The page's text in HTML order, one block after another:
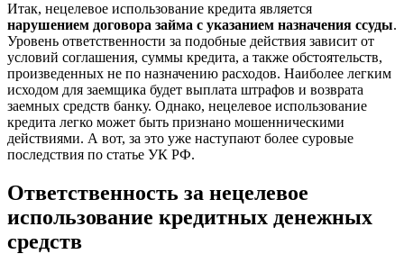
Итак, нецелевое использование кредита является
нарушением договора займа с указанием назначения ссуды.
Уровень ответственности за подобные действия зависит от
условий соглашения, суммы кредита, а также обстоятельств,
произведенных не по назначению расходов. Наиболее легким
исходом для заемщика будет выплата штрафов и возврата
заемных средств банку. Однако, нецелевое использование
кредита легко может быть признано мошенническими
действиями. А вот, за это уже наступают более суровые
последствия по статье УК РФ.
Ответственность за нецелевое
использование кредитных денежных
средств